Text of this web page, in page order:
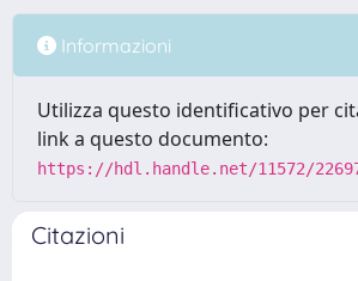
Informazioni
Utilizza questo identificativo per
link a questo documento:
https://hdl.handle.net/11572/
Citazioni